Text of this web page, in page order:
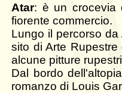
Atar: è un crocevia
fiorente commercio.
Lungo il percorso
sito di Arte
alcune pitture
Dal bordo
romanzo di Louis